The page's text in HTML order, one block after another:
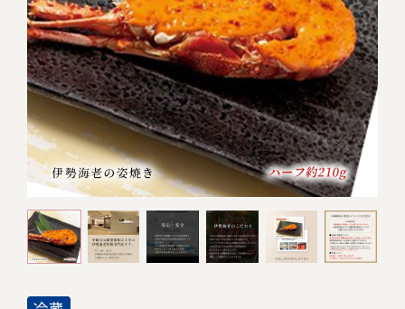
ご結婚式 1.5次会・
二次会
レストラン
オンライン通販
(造り/焼物/蒸し/ボイル伊勢海老)
(ごちそう重/誕生日重/還暦重/お食い初め重)
弁当宅配・仕出し
鉄板焼 ひかり
製薬会社・MR
サイトマップ
全ての商品を見る
お造り（お刺身）
焼物
蒸し
ボイル伊勢海老
ごちそう重
全ての商品を見る
ごちそう重
還暦重
誕生日重
おせち
全ての商品を見る
生おせち
おせち冷凍
海鮮鍋
海鮮ＢＢＱ
調味料